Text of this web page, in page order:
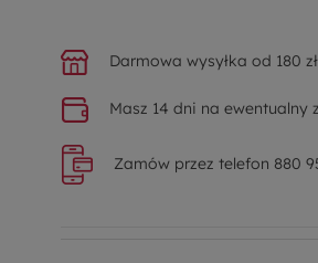
Darmowa wysyłka od 180 zł
Masz 14 dni na ewentualny
Zamów przez telefon 880